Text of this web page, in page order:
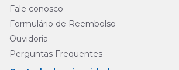
Fale conosco
Formulário de Reembolso
Ouvidoria
Perguntas Frequentes